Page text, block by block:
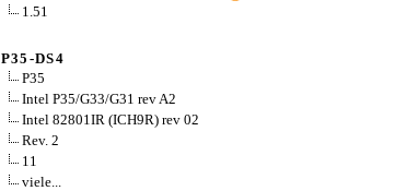
1.51
P35-DS4
P35
Intel P35/G33/G31 rev A2
Intel 82801IR (ICH9R) rev 02
Rev. 2
11
viele...